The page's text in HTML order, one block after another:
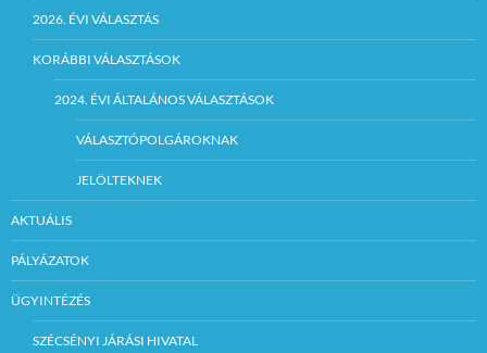
2026. ÉVI VÁLASZTÁS
KORÁBBI VÁLASZTÁSOK
2024. ÉVI ÁLTALÁNOS VÁLASZTÁSOK
VÁLASZTÓPOLGÁROKNAK
JELÖLTEKNEK
AKTUÁLIS
PÁLYÁZATOK
ÜGYINTÉZÉS
SZÉCSÉNYI JÁRÁSI HIVATAL